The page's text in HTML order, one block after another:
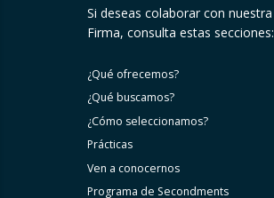
Si deseas colaborar con nuestra
Firma, consulta estas secciones:
¿Qué ofrecemos?
¿Qué buscamos?
¿Cómo seleccionamos?
Prácticas
Ven a conocernos
Programa de Secondments